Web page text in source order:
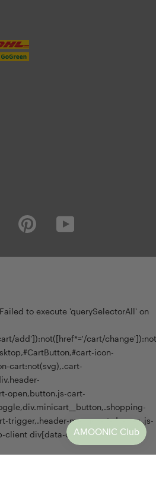
Failed to execute 'querySelectorAll' on
add']):not([href*='/cart/
icon-
cart:not(svg),.cart-
open,button.js-cart-
trigger,.header-menu-cart-drawer,.js-
div[data-cl='sticky-button']' is